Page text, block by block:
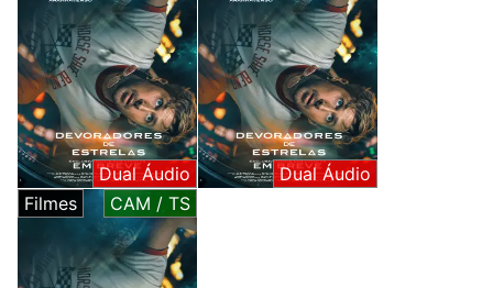
Dual Áudio
Dual Áudio
Filmes
CAM / TS